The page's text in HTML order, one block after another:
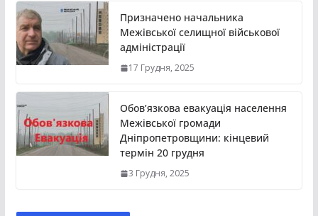
Призначено начальника
Межівської селищної військової
адміністрації
17 Грудня, 2025
Обов’язкова евакуація населення
Межівської громади
Дніпропетровщини: кінцевий
термін 20 грудня
3 Грудня, 2025